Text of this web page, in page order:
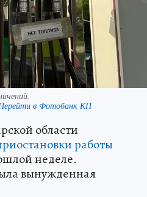
в Фотобанк КП
области
работы
неделе.
вынужденная